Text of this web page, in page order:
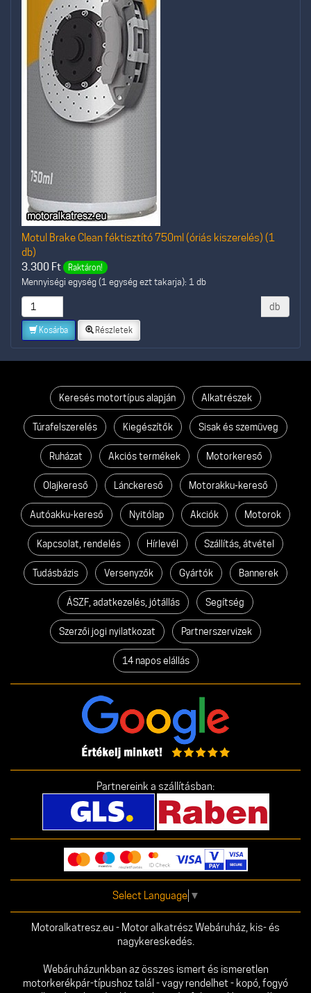
Motul Brake Clean féktisztító 750ml (óriás kiszerelés) (1
db)
3.300 Ft Raktáron!
Mennyiségi egység (1 egység ezt takarja): 1 db
db
Kosárba Részletek
Keresés motortípus alapján Alkatrészek
Túrafelszerelés Kiegészítők Sisak és szemüveg
Ruházat Akciós termékek Motorkereső
Olajkereső Lánckereső Motorakku-kereső
Autóakku-kereső Nyitólap Akciók Motorok
Kapcsolat, rendelés Hírlevél Szállítás, átvétel
Tudásbázis Versenyzők Gyártók Bannerek
ÁSZF, adatkezelés, jótállás Segítség
Szerzői jogi nyilatkozat Partnerszervizek
14 napos elállás
Partnereink a szállításban:
Select Language ▼
Motoralkatresz.eu - Motor alkatrész Webáruház, kis- és
nagykereskedés.
Webáruházunkban az összes ismert és ismeretlen
motorkerékpár-típushoz talál - vagy rendelhet - kopó, fogyó